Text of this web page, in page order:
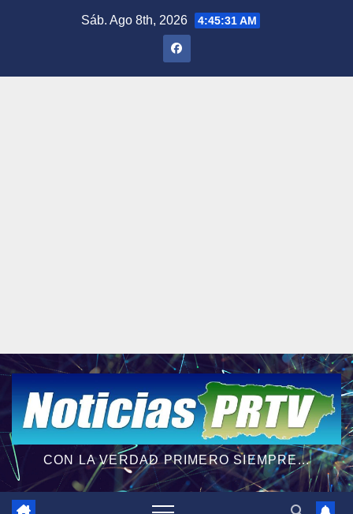
Sáb. Ago 8th, 2026 4:45:32 AM
CON LA VERDAD PRIMERO SIEMPRE...